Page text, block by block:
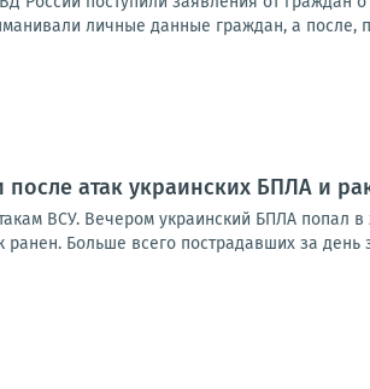
личные данные граждан, а после,
после атак украинских БПЛА и
ВСУ. Вечером украинский БПЛА
Больше всего пострадавших за день